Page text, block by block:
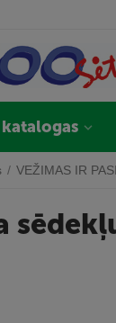
/ VEŽIMAS IR